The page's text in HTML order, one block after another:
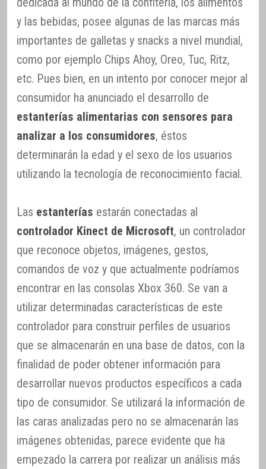
y las bebidas, posee algunas de las marcas más
importantes de galletas y snacks a nivel mundial,
como por ejemplo Chips Ahoy, Oreo, Tuc, Ritz,
etc. Pues bien, en un intento por conocer mejor al
consumidor ha anunciado el desarrollo de
estanterías alimentarias con sensores para
analizar a los consumidores, éstos
determinarán la edad y el sexo de los usuarios
utilizando la tecnología de reconocimiento facial.
Las estanterías estarán conectadas al
controlador Kinect de Microsoft, un controlador
que reconoce objetos, imágenes, gestos,
comandos de voz y que actualmente podríamos
encontrar en las consolas Xbox 360. Se van a
utilizar determinadas características de este
controlador para construir perfiles de usuarios
que se almacenarán en una base de datos, con la
finalidad de poder obtener información para
desarrollar nuevos productos específicos a cada
tipo de consumidor. Se utilizará la información de
las caras analizadas pero no se almacenarán las
imágenes obtenidas, parece evidente que ha
empezado la carrera por realizar un análisis más